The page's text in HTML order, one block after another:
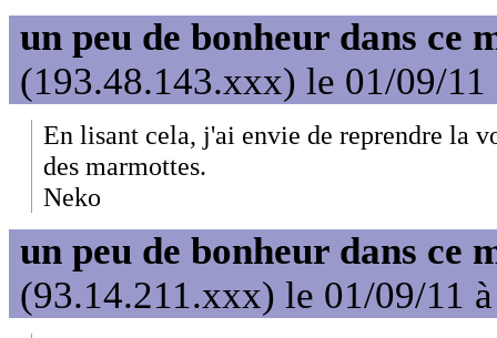
un peu de bonheur dans ce
(193.48.143.xxx) le 01/09/11
En lisant cela, j'ai envie de reprendre la
des marmottes.
Neko
un peu de bonheur dans ce
(93.14.211.xxx) le 01/09/11